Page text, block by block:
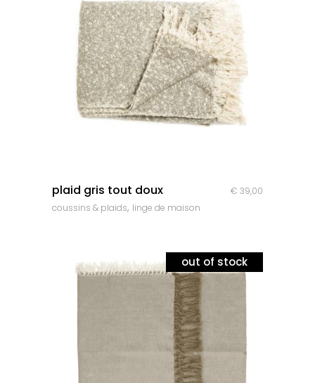
plaid gris tout doux € 39,00
coussins & plaids, linge de maison
out of stock